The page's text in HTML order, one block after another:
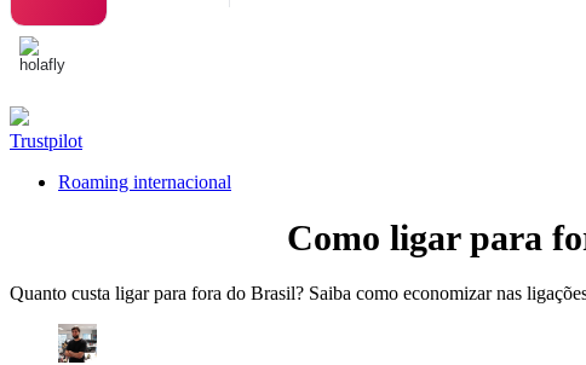
Trustpilot
Roaming internacional
Como ligar para
Quanto custa ligar para fora do Brasil? Saiba como economizar nas